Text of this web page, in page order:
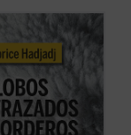
sumerge en las
según el Evangelio,
de corderos».
mentira, la impostura
alegato a favor de la fe.
ficha)